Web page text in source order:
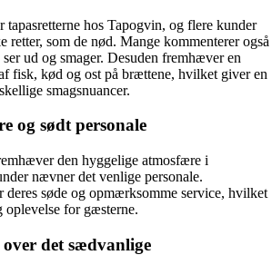
tapasretterne hos Tapogvin, og flere kunder
retter, som de nød. Mange kommenterer også
ud og smager. Desuden fremhæver en
fisk, kød og ost på brættene, hvilket giver en
smagsnuancer.
og sødt personale
den hyggelige atmosfære i
nævner det venlige personale.
deres søde og opmærksomme service, hvilket
oplevelse for gæsterne.
over det sædvanlige